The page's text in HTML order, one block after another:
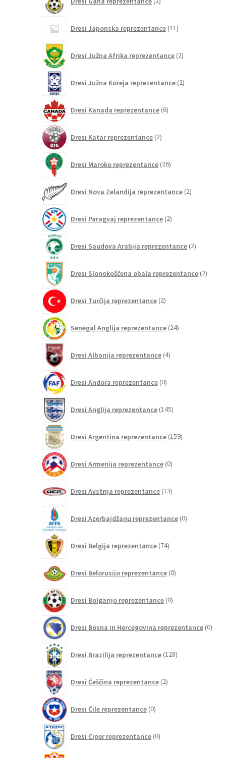
izdelka
Dresi Japonska reprezentance 11izdelkov
Dresi Južna Afrika reprezentance 2izdelka
Dresi Južna Koreja reprezentance 2izdelka
Dresi Kanada reprezentance 6izdelkov
Dresi Katar reprezentance 2izdelka
Dresi Maroko reprezentance 26izdelkov
Dresi Nova Zelandija reprezentance 2izdelka
Dresi Paragvaj reprezentance 2izdelka
Dresi Saudova Arabija reprezentance 2izdelka
Dresi Slonokoščena obala reprezentance 2izdelka
Dresi Turčija reprezentance 2izdelka
Senegal Anglija reprezentance 24izdelkov
Dresi Albanija reprezentance 4izdelki
Dresi Andora reprezentance 0izdelkov
Dresi Anglija reprezentance 145izdelkov
Dresi Argentina reprezentance 159izdelkov
Dresi Armenija reprezentance 0izdelkov
Dresi Avstrija reprezentance 13izdelkov
Dresi Azerbajdžanu reprezentance 0izdelkov
Dresi Belgija reprezentance 74izdelkov
Dresi Belorusijo reprezentance 0izdelkov
Dresi Bolgarijo reprezentance 0izdelkov
Dresi Bosna in Hercegovina reprezentance 0
Dresi Brazilija reprezentance 128izdelkov
Dresi Češčina reprezentance 2izdelka
Dresi Čile reprezentance 0izdelkov
Dresi Ciper reprezentance 0izdelkov